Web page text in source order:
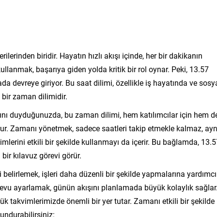
biridir. Hayatın hızlı akışı içinde, her bir dakikanın
başarıya giden yolda kritik bir rol oynar. Peki, 13.57
devreye giriyor. Bu saat dilimi, özellikle iş hayatında ve
bir zaman dilimidir.
duyduğunuzda, bu zaman dilimi, hem katılımcılar için hem
Zamanı yönetmek, sadece saatleri takip etmekle kalmaz,
etkili bir şekilde kullanmayı da içerir. Bu bağlamda,
kılavuz görevi görür.
işleri daha düzenli bir şekilde yapmalarına yardımcı
ayarlamak, günün akışını planlamada büyük kolaylık sağlar.
takvimlerimizde önemli bir yer tutar. Zamanı etkili bir şekilde